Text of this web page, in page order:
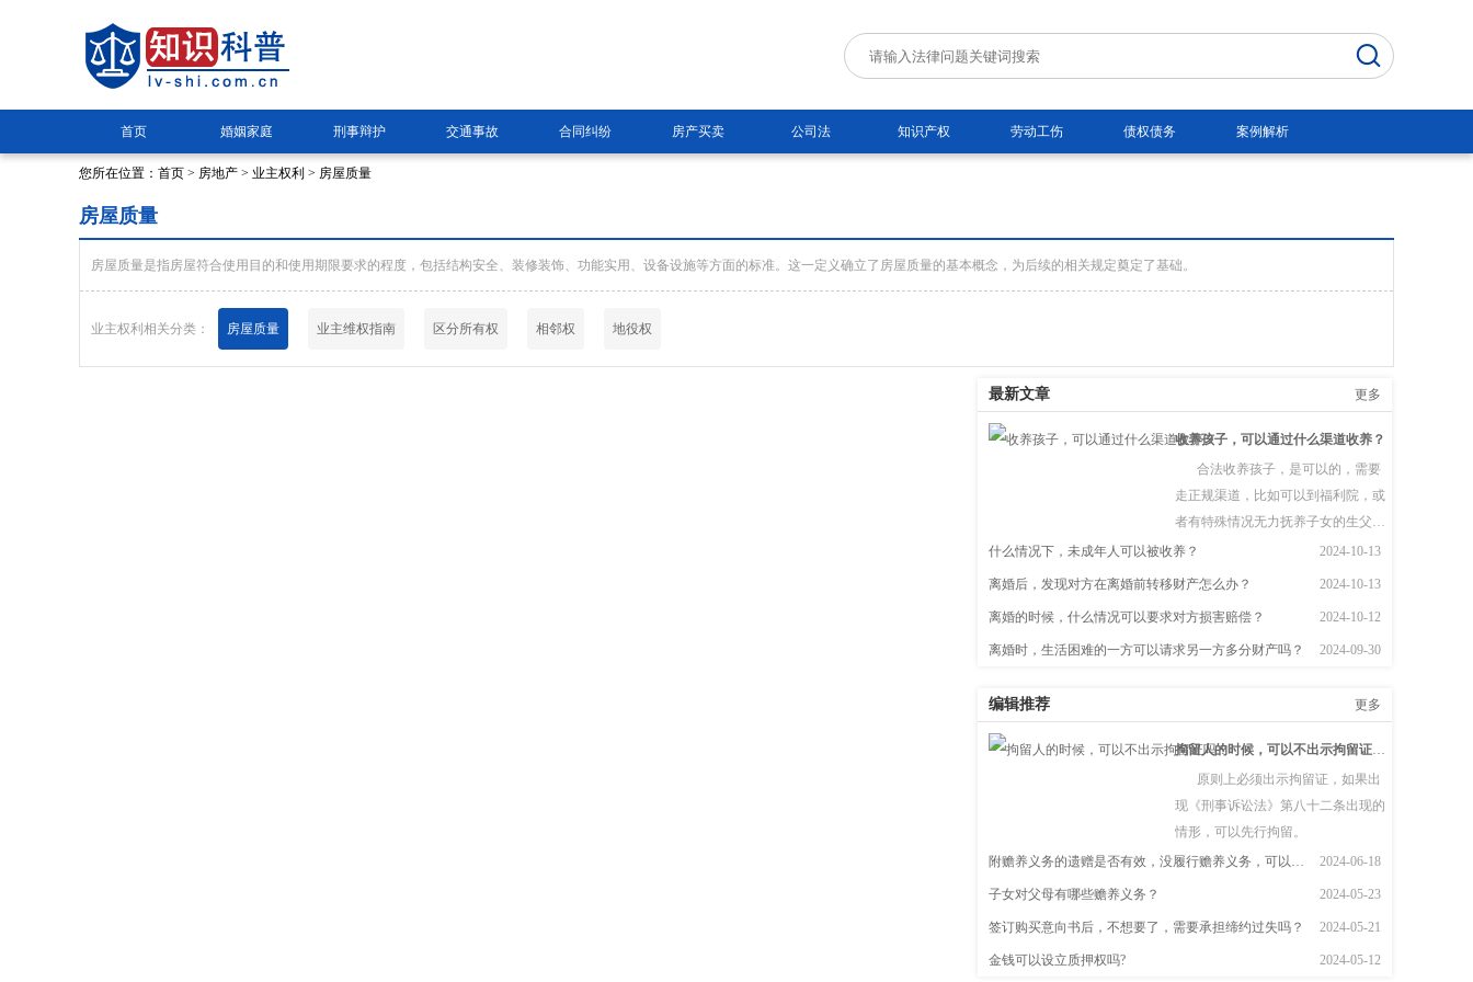
首页 婚姻家庭 刑事辩护 交通事故 合同纠纷 房产买卖 公司法 知识产权 劳动工伤 债权债务 案例解析
您所在位置： 首页 > 房地产 > 业主权利 > 房屋质量
房屋质量
房屋质量是指房屋符合使用目的和使用期限要求的程度，包括结构安全、装修装饰、功能实用、设备设施等方面的标准。这一定义确立了房屋质量的基本概念，为后续的相关规定奠定了基础。
业主权利相关分类： 房屋质量 业主维权指南 区分所有权 相邻权 地役权
最新文章 更多
收养孩子，可以通过什么渠道收养？
合法收养孩子，是可以的，需要
走正规渠道，比如可以到福利院，或
者有特殊情况无力抚养子女的生父
母。  根据《民法典》第一千零九十四
条　下列个人、组织可以作送养人：
利机构；（三）有特殊困难无力抚养
子女的生父母。
什么情况下，未成年人可以被收养？ 2024-10-13
离婚后，发现对方在离婚前转移财产怎么办？ 2024-10-13
离婚的时候，什么情况可以要求对方损害赔偿？ 2024-10-12
离婚时，生活困难的一方可以请求另一方多分财产吗？ 2024-09-30
编辑推荐 更多
拘留人的时候，可以不出示拘留证吗？
原则上必须出示拘留证，如果出
现《刑事诉讼法》第八十二条出现的
情形，可以先行拘留。
附赡养义务的遗赠是否有效，没履行赡养义务，可以继承吗？
2024-06-18
子女对父母有哪些赡养义务？ 2024-05-23
签订购买意向书后，不想要了，需要承担缔约过失吗？ 2024-05-21
金钱可以设立质押权吗? 2024-05-12